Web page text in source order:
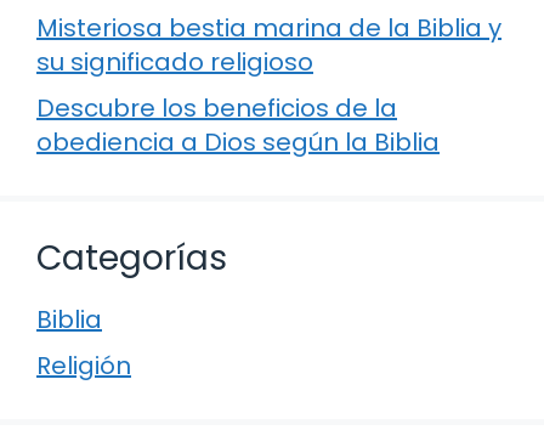
Misteriosa bestia marina de la Biblia y
su significado religioso
Descubre los beneficios de la
obediencia a Dios según la Biblia
Categorías
Biblia
Religión